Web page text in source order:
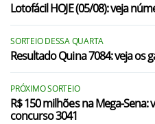
Lotofácil HOJE (05/08): veja
SORTEIO DESSA QUARTA
Resultado Quina 7084: veja os
PRÓXIMO SORTEIO
R$ 150 milhões na Mega-
concurso 3041